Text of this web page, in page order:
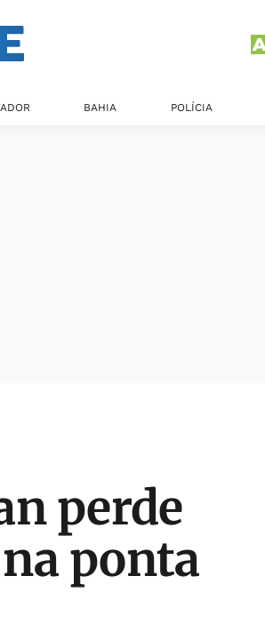
BAHIA POLÍCIA
perde
ponta